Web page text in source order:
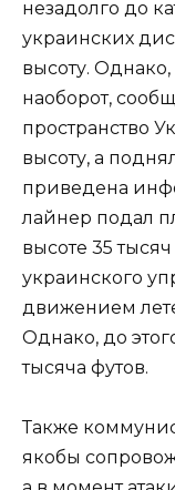
незадолго до
украинских
высоту.
наоборот,
пространство
высоту, а
приведена
лайнер подал
высоте 35
украинского
движением
Однако, до
тысяча футов.
Также
якобы